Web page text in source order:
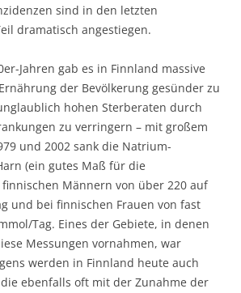
sind in den letzten
dramatisch angestiegen.
Jahren gab es in Finnland massive
der Bevölkerung gesünder zu
hohen Sterberaten durch
zu verringern – mit großem
und 2002 sank die Natrium-
(ein gutes Maß für die
Männern von über 220 auf
und bei finnischen Frauen von fast
Tag. Eines der Gebiete, in denen
Messungen vornahmen, war
werden in Finnland heute auch
ebenfalls oft mit der Zunahme der